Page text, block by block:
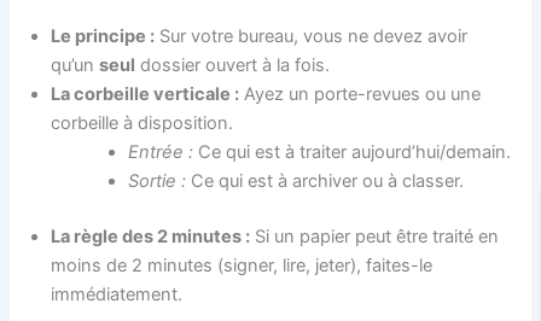
Le principe : Sur votre bureau, vous ne devez avoir
qu’unseul dossier ouvert à la fois.
La corbeille verticale : Ayez un porte-revues ou une
corbeille à disposition.
Entrée : Ce qui est à traiter aujourd’hui/demain.
Sortie : Ce qui est à archiver ou à classer.
La règle des 2 minutes : Si un papier peut être traité en
moins de 2 minutes (signer, lire, jeter), faites-le
immédiatement.